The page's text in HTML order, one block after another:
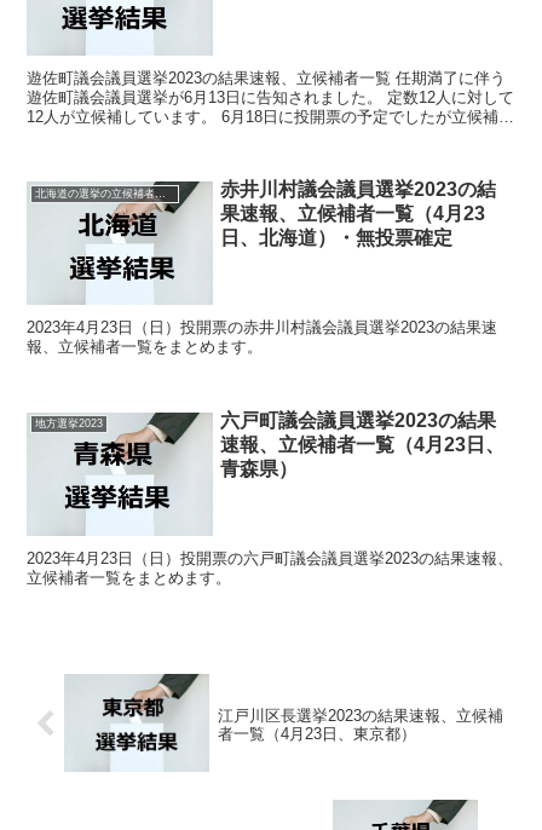
遊佐町議会議員選挙2023の結果速報、立候補者一覧 任期満了に伴う
遊佐町議会議員選挙が6月13日に告知されました。 定数12人に対して
12人が立候補しています。 6月18日に投開票の予定でしたが立候補者
北海道の選挙の立候補者と結果速報一覧
赤井川村議会議員選挙2023の結
果速報、立候補者一覧（4月23
日、北海道）・無投票確定
2023年4月23日（日）投開票の赤井川村議会議員選挙2023の結果速
報、立候補者一覧をまとめます。
地方選挙2023
六戸町議会議員選挙2023の結果
速報、立候補者一覧（4月23日、
青森県）
2023年4月23日（日）投開票の六戸町議会議員選挙2023の結果速報、
立候補者一覧をまとめます。
江戸川区長選挙2023の結果速報、立候補
者一覧（4月23日、東京都）